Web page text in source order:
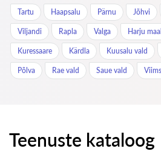
Tartu Haapsalu Pärnu Jõhvi
Viljandi Rapla Valga Harju
Kuressaare Kärdla Kuusalu vald
Põlva Rae vald Saue vald
Teenuste kataloog